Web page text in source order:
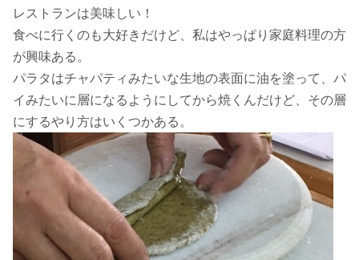
レストランは美味しい！
食べに行くのも大好きだけど、私はやっぱり家庭料理の方
が興味ある。
パラタはチャパティみたいな生地の表面に油を塗って、パ
イみたいに層になるようにしてから焼くんだけど、その層
にするやり方はいくつかある。